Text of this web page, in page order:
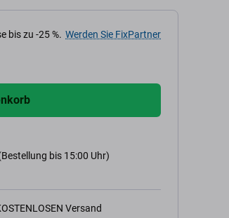
bis zu -25 %. Werden Sie FixPartner
bis 15:00 Uhr)
Versand